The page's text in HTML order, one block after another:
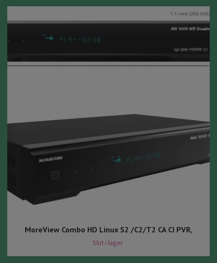
MoreView Combo HD Linux S2 /C2/T2 CA CI PVR,
Slut i lager